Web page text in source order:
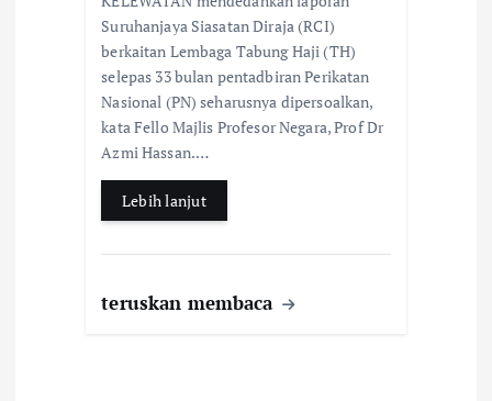
e
b
o
o
k
at
s
A
p
ar
e
Suruhanjaya Siasatan Diraja (RCI)
berkaitan Lembaga Tabung Haji (TH)
selepas 33 bulan pentadbiran Perikatan
Nasional (PN) seharusnya dipersoalkan,
kata Fello Majlis Profesor Negara, Prof Dr
Azmi Hassan.…
Lebih lanjut
teruskan membaca